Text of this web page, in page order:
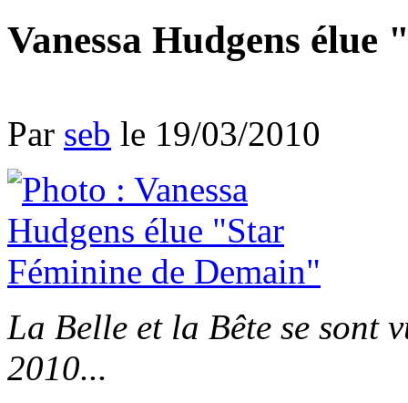
Vanessa Hudgens
Par seb le 19/03/2010
La Belle et la Bête se sont
2010...